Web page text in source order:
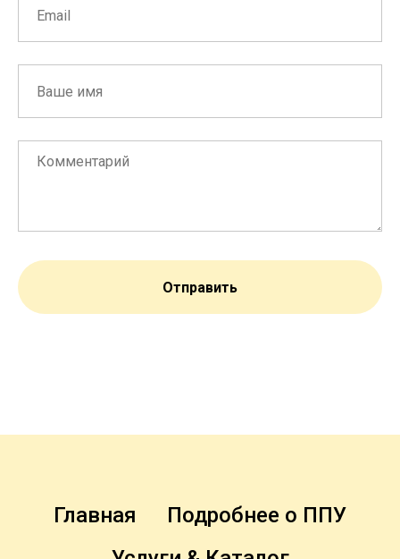
Отправить
Главная
Подробнее о ППУ